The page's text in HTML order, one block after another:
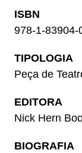
ISBN
978-1-83904-
TIPOLOGIA
Peça de
EDITORA
Nick Hern
BIOGRAFIA